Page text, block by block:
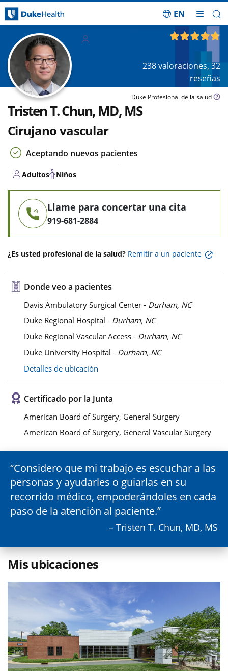
EN
4.81de 5
238valoraciones, 32
reseñas
Duke Profesional de la salud
Tristen T. Chun, MD, MS
Cirujano vascular
Aceptando nuevos pacientes
Adultos Niños
Llame para concertar una cita
919-681-2884
¿Es usted profesional de la salud? Remitir a un paciente
Donde veo a pacientes
Davis Ambulatory Surgical Center - Durham, NC
Duke Regional Hospital - Durham, NC
Duke Regional Vascular Access - Durham, NC
Duke University Hospital - Durham, NC
Detalles de ubicación
Certificado por la Junta
American Board of Surgery, General Surgery
American Board of Surgery, General Vascular Surgery
Considero que mi trabajo es escuchar a las
personas y ayudarles o guiarlas en su
recorrido médico, empoderándoles en cada
paso de la atención al paciente.
– Tristen T. Chun, MD, MS
Mis ubicaciones